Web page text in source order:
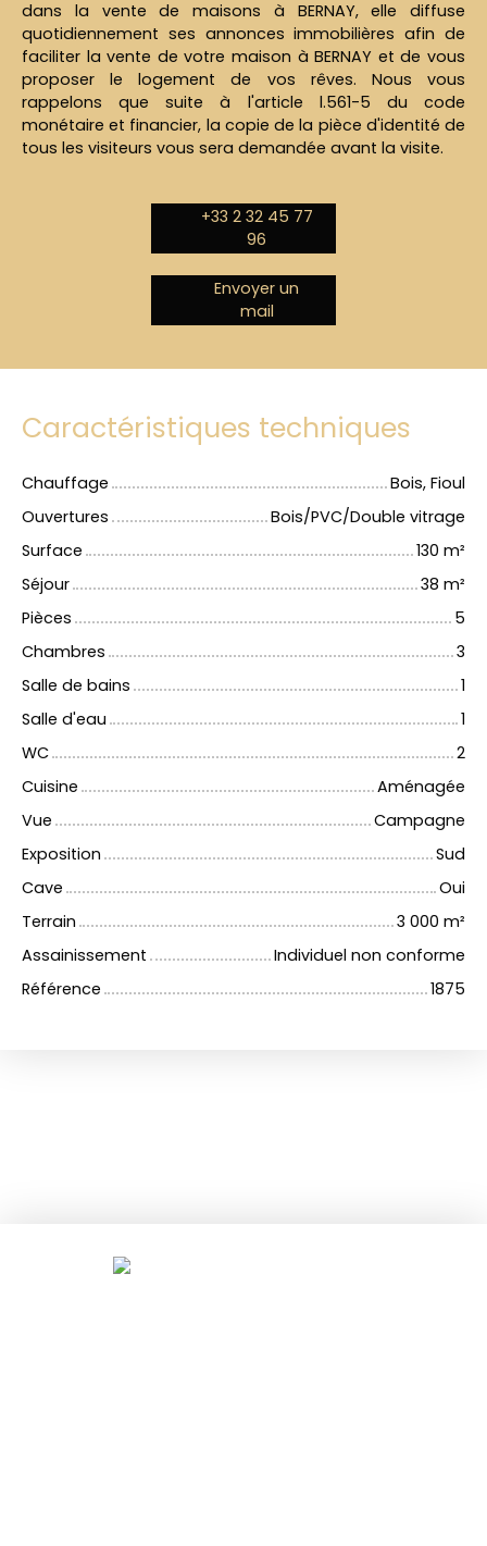
dans la vente de maisons à BERNAY, elle diffuse
quotidiennement ses annonces immobilières afin de
faciliter la vente de votre maison à BERNAY et de vous
proposer le logement de vos rêves. Nous vous
rappelons que suite à l'article l.561-5 du code
monétaire et financier, la copie de la pièce d'identité de
tous les visiteurs vous sera demandée avant la visite.
+33 2 32 45 77
96
Envoyer un
mail
Caractéristiques techniques
Chauffage
Bois, Fioul
Ouvertures
Bois/PVC/Double vitrage
Surface
130 m²
Séjour
38 m²
Pièces
5
Chambres
3
Salle de bains
1
Salle d'eau
1
WC
2
Cuisine
Aménagée
Vue
Campagne
Exposition
Sud
Cave
Oui
Terrain
3 000 m²
Assainissement
Individuel non conforme
Référence
1875